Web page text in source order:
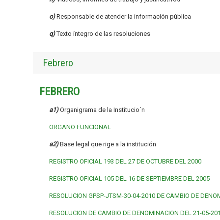
o)Responsable de atender la información pública
q) Texto íntegro de las resoluciones
Febrero
FEBRERO
a1)Organigrama de la Institucio´n
ORGANO FUNCIONAL
a2) Base legal que rige a la institución
REGISTRO OFICIAL 193 DEL 27 DE OCTUBRE DEL 2000
REGISTRO OFICIAL 105 DEL 16 DE SEPTIEMBRE DEL 2005
RESOLUCION GPSP-JTSM-30-04-2010 DE CAMBIO DE
RESOLUCION DE CAMBIO DE DENOMINACION DEL 21-05-